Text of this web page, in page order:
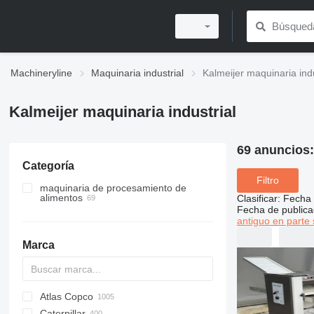
Machineryline Maquinaria industrial Kalmeijer maquinaria
Kalmeijer maquinaria industrial
Categoría
maquinaria de procesamiento de
alimentos
otra equipos de confitería
otros equipos de panadería
equipamientos para restaurantes
restaurantes
Marca
PDS
APD
AB
Ensis
VZ
AG3
Atlas Copco
69 anuncios:
Filtro
Clasificar: Fecha
Fecha de
antiguo en parte